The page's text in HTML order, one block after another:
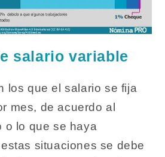
salario variable
los que el salario se fija
mes, de acuerdo al
o lo que se haya
situaciones se debe